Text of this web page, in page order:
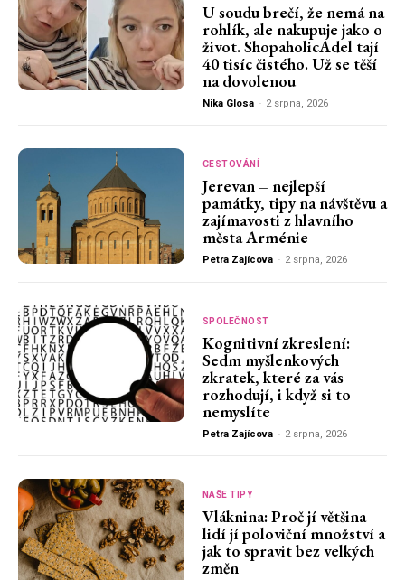
U soudu brečí, že nemá na
rohlík, ale nakupuje jako o
život. ShopaholicAdel tají
40 tisíc čistého. Už se těší
na dovolenou
Nika Glosa - 2 srpna, 2026
CESTOVÁNÍ
Jerevan – nejlepší
památky, tipy na návštěvu a
zajímavosti z hlavního
města Arménie
Petra Zajícova - 2 srpna, 2026
SPOLEČNOST
Kognitivní zkreslení:
Sedm myšlenkových
zkratek, které za vás
rozhodují, i když si to
nemyslíte
Petra Zajícova - 2 srpna, 2026
NAŠE TIPY
Vláknina: Proč jí většina
lidí jí poloviční množství a
jak to spravit bez velkých
změn